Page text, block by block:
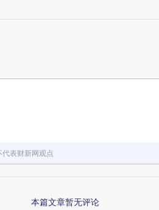
表财新网观点
本篇文章暂无评论